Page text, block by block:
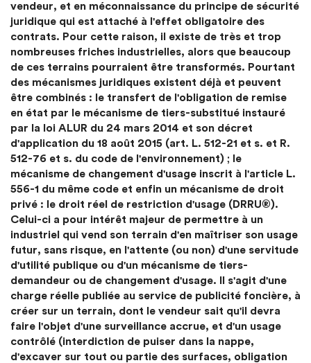
vendeur, et en méconnaissance du principe de sécurité
juridique qui est attaché à l'effet obligatoire des
contrats. Pour cette raison, il existe de très et trop
nombreuses friches industrielles, alors que beaucoup
de ces terrains pourraient être transformés. Pourtant
des mécanismes juridiques existent déjà et peuvent
être combinés : le transfert de l'obligation de remise
en état par le mécanisme de tiers-substitué instauré
par la loi ALUR du 24 mars 2014 et son décret
d'application du 18 août 2015 (art. L. 512-21 et s. et R.
512-76 et s. du code de l'environnement) ; le
mécanisme de changement d'usage inscrit à l'article L.
556-1 du même code et enfin un mécanisme de droit
privé : le droit réel de restriction d'usage (DRRU®).
Celui-ci a pour intérêt majeur de permettre à un
industriel qui vend son terrain d'en maîtriser son usage
futur, sans risque, en l'attente (ou non) d'une servitude
d'utilité publique ou d'un mécanisme de tiers-
demandeur ou de changement d'usage. Il s'agit d'une
charge réelle publiée au service de publicité foncière, à
créer sur un terrain, dont le vendeur sait qu'il devra
faire l'objet d'une surveillance accrue, et d'un usage
contrôlé (interdiction de puiser dans la nappe,
d'excaver sur tout ou partie des surfaces, obligation